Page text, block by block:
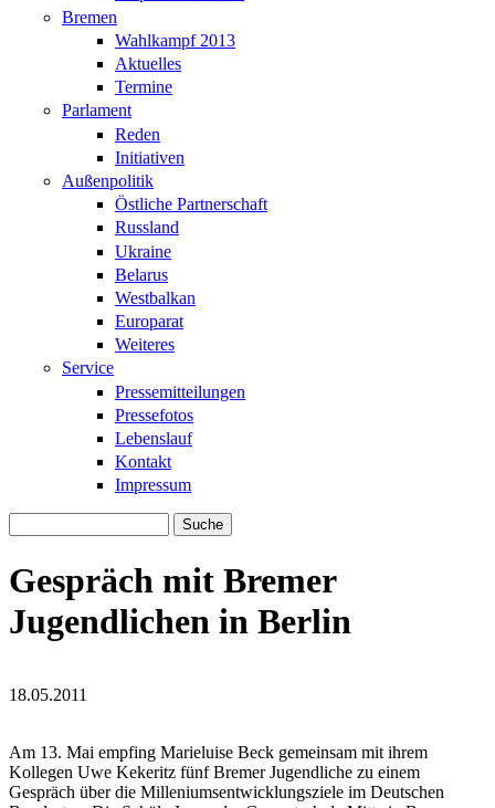
Bremen
Wahlkampf 2013
Aktuelles
Termine
Parlament
Reden
Initiativen
Außenpolitik
Östliche Partnerschaft
Russland
Ukraine
Belarus
Westbalkan
Europarat
Weiteres
Service
Pressemitteilungen
Pressefotos
Lebenslauf
Kontakt
Impressum
Gespräch mit Bremer
Jugendlichen in Berlin
DSC_0520.JPG
18.05.2011
DSC_0520.JPG
Am 13. Mai empfing Marieluise Beck gemeinsam mit ihrem
Kollegen Uwe Kekeritz fünf Bremer Jugendliche zu einem
Gespräch über die Milleniumsentwicklungsziele im Deutschen